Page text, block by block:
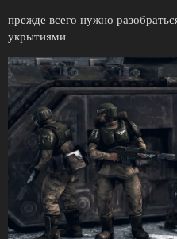
прежде всего нужно
укрытиями